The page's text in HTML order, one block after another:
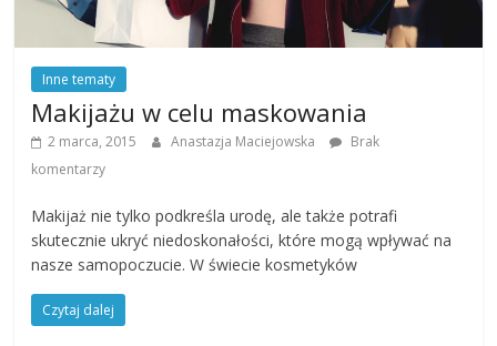
Inne tematy
Makijażu w celu maskowania
2 marca, 2015 Anastazja Maciejowska
Brak
komentarzy
Makijaż nie tylko podkreśla urodę, ale także potrafi
skutecznie ukryć niedoskonałości, które mogą wpływać na
nasze samopoczucie. W świecie kosmetyków
Czytaj dalej